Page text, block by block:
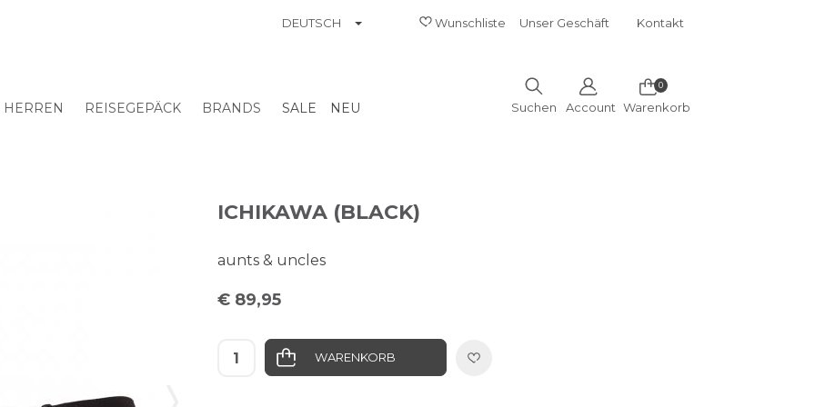
Unser Geschäft Kontakt
Wunschliste
DEUTSCH TOGGLE DROPDOWN
HERREN
REISEGEPÄCK
BRANDS
SALE NEU Suchen Account
0
Warenkorb
ICHIKAWA (BLACK)
aunts & uncles
€ 89,95
WARENKORB IN DIE WUNSCHLISTE